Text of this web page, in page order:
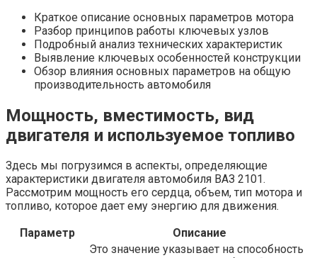
Краткое описание основных параметров мотора
Разбор принципов работы ключевых узлов
Подробный анализ технических характеристик
Выявление ключевых особенностей конструкции
Обзор влияния основных параметров на общую
производительность автомобиля
Мощность, вместимость, вид
двигателя и используемое топливо
Здесь мы погрузимся в аспекты, определяющие
характеристики двигателя автомобиля ВАЗ 2101.
Рассмотрим мощность его сердца, объем, тип мотора и
топливо, которое дает ему энергию для движения.
Параметр
Описание
Это значение указывает на способность